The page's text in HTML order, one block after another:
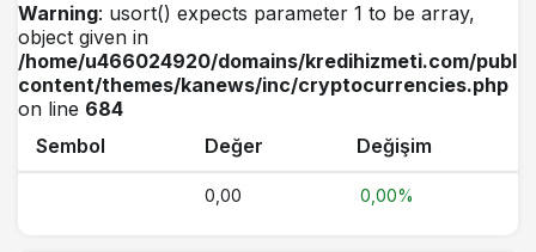
Warning: usort() expects parameter 1 to be array,
object given in
/home/u466024920/domains/kredihizmeti.com/
content/themes/kanews/inc/cryptocurrencies.php
on line 684
Sembol
Değer Değişim
0,00 0,00%